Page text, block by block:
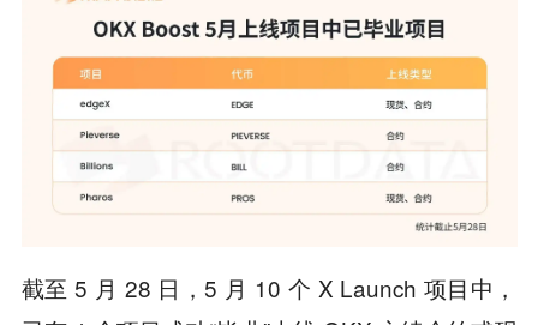
截至 5 月 28 日，5 月 10 个 X Launch 项目中，